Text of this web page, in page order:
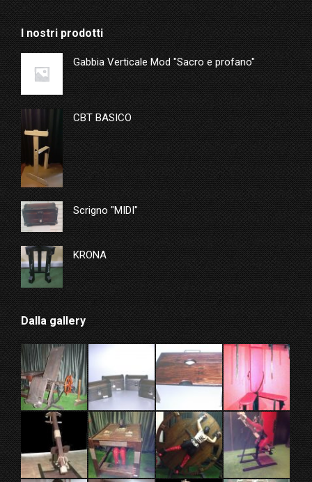
I nostri prodotti
Gabbia Verticale Mod "Sacro e profano"
CBT BASICO
Scrigno "MIDI"
KRONA
Dalla gallery